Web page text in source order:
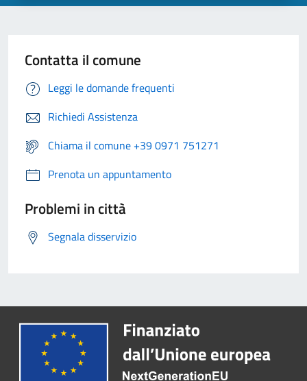
Contatta il comune
Leggi le domande frequenti
Richiedi Assistenza
Chiama il comune +39 0971 751271
Prenota un appuntamento
Problemi in città
Segnala disservizio